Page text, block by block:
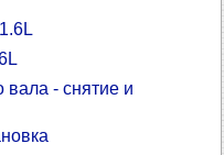
вала - снятие и